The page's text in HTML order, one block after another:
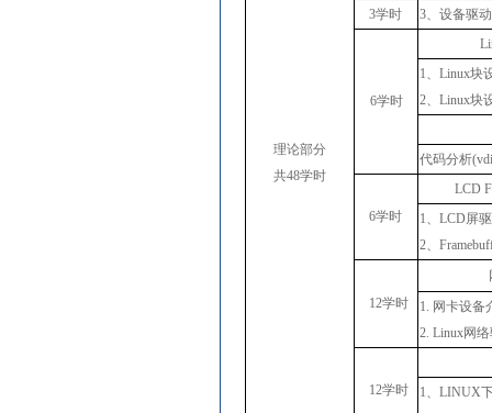
理论部分
共48学时
3学时 3、设备驱
6学时
1、Linux块
2、Linux块
代码分析
6学时
LCD
1、LCD屏
2、
12学时
1. 网卡设备
2. Linux网
12学时 1、LINUX